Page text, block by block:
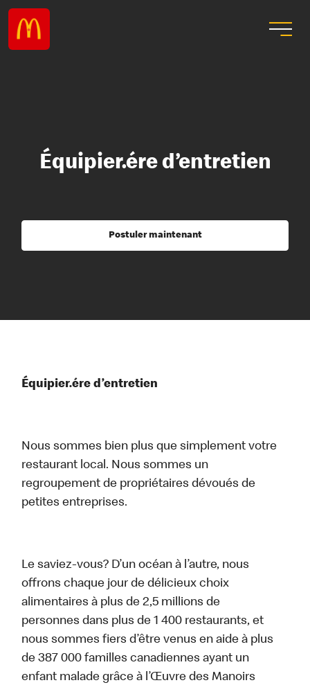
Équipier.ére d’entretien
Postuler maintenant
Équipier.ére d’entretien
Nous sommes bien plus que simplement votre
restaurant local. Nous sommes un
regroupement de propriétaires dévoués de
petites entreprises.
Le saviez-vous? D’un océan à l’autre, nous
offrons chaque jour de délicieux choix
alimentaires à plus de 2,5 millions de
personnes dans plus de 1 400 restaurants, et
nous sommes fiers d’être venus en aide à plus
de 387 000 familles canadiennes ayant un
enfant malade grâce à l’Œuvre des Manoirs